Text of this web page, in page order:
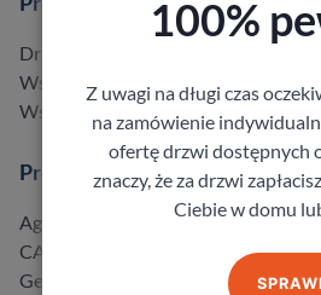
Drzwi w promocji do -40%
Wszystkie produkty
Wszyscy producenci
Producenci
Agmar
CAL
Gerda
100%
Z uwagi na długi czas
na zamówienie
ofertę drzwi dostępnych
znaczy, że za drzwi
Ciebie w domu